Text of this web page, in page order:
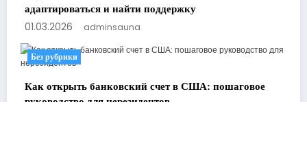
адаптироваться и найти поддержку
01.03.2026 adminsauna
Без рубрики
Как открыть банковский счет в США: пошаговое
руководство для нерезидентов